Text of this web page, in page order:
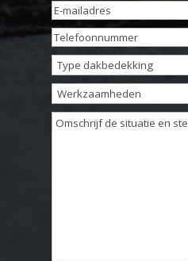
E-
mailadres(Vereist)
Telefoonnummer
Type
dakbedekking
Werkzaamheden
Omschrijving (Vereist)